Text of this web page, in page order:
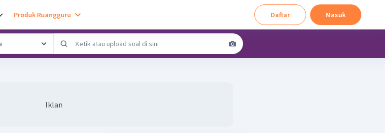
Produk Ruangguru Daftar Masuk
Iklan